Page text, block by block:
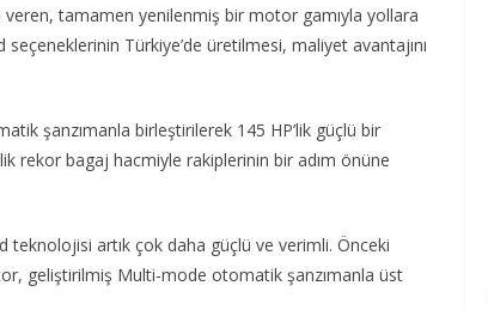
veren, tamamen yenilenmiş bir motor gamıyla yollara
Türkiye’de üretilmesi, maliyet avantajını
şanzımanla birleştirilerek 145 HP’lik güçlü bir
rekor bagaj hacmiyle rakiplerinin bir adım önüne
teknolojisi artık çok daha güçlü ve verimli. Önceki
geliştirilmiş Multi-mode otomatik şanzımanla üst